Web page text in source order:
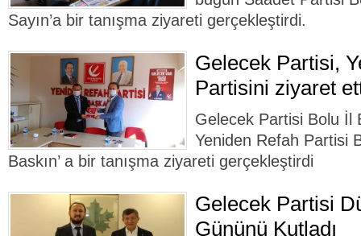
Sayın’a bir tanışma ziyareti gerçekleştirdi.
Gelecek Partisi,
Partisini ziyaret
Gelecek Partisi Bolu İl
Yeniden Refah Partisi
Baskın’ a bir tanışma ziyareti gerçekleştirdi
Gelecek Partisi
Gününü Kutladı